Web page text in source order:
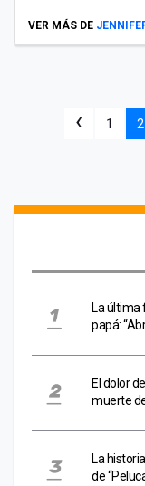
VER MÁS DE
‹ 1 2
La última
papá:
El dolor
muerte
La
de